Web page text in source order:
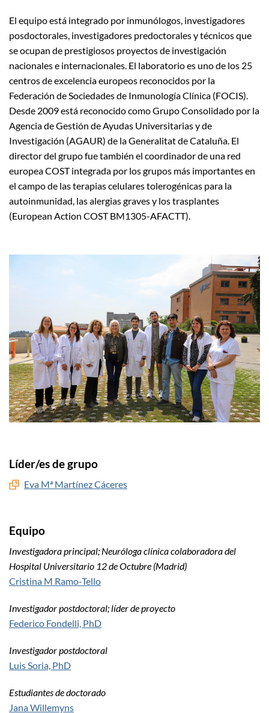
El equipo está integrado por inmunólogos, investigadores
posdoctorales, investigadores predoctorales y técnicos que
se ocupan de prestigiosos proyectos de investigación
nacionales e internacionales. El laboratorio es uno de los 25
centros de excelencia europeos reconocidos por la
Federación de Sociedades de Inmunología Clínica (FOCIS).
Desde 2009 está reconocido como Grupo Consolidado por la
Agencia de Gestión de Ayudas Universitarias y de
Investigación (AGAUR) de la Generalitat de Cataluña. El
director del grupo fue también el coordinador de una red
europea COST integrada por los grupos más importantes en
el campo de las terapias celulares tolerogénicas para la
autoinmunidad, las alergias graves y los trasplantes
(European Action COST BM1305-AFACTT).
Líder/es de grupo
Eva Mª Martínez Cáceres
Equipo
Investigadora principal; Neuróloga clínica colaboradora del
Hospital Universitario 12 de Octubre (Madrid)
Cristina M Ramo-Tello
Investigador postdoctoral; líder de proyecto
Federico Fondelli, PhD
Investigador postdoctoral
Luis Soria, PhD
Estudiantes de doctorado
Jana Willemyns